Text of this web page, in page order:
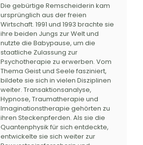
Die gebürtige Remscheiderin kam
ursprünglich aus der freien
Wirtschaft. 1991 und 1993 brachte sie
ihre beiden Jungs zur Welt und
nutzte die Babypause, um die
staatliche Zulassung zur
Psychotherapie zu erwerben. Vom
Thema Geist und Seele fasziniert,
bildete sie sich in vielen Disziplinen
weiter. Transaktionsanalyse,
Hypnose, Traumatherapie und
Imaginationstherapie gehörten zu
ihren Steckenpferden. Als sie die
Quantenphysik für sich entdeckte,
entwickelte sie sich weiter zur